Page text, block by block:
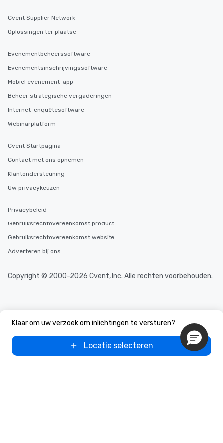
Klaar om uw verzoek om inlichtingen te versturen?
Locatie selecteren
Cvent Supplier Network
Oplossingen ter plaatse
Evenementbeheerssoftware
Evenementsinschrijvingssoftware
Mobiel evenement-app
Beheer strategische vergaderingen
Internet-enquêtesoftware
Webinarplatform
Cvent Startpagina
Contact met ons opnemen
Klantondersteuning
Uw privacykeuzen
Privacybeleid
Gebruiksrechtovereenkomst product
Gebruiksrechtovereenkomst website
Adverteren bij ons
Copyright © 2000-2026 Cvent, Inc. Alle rechten voorbehouden.